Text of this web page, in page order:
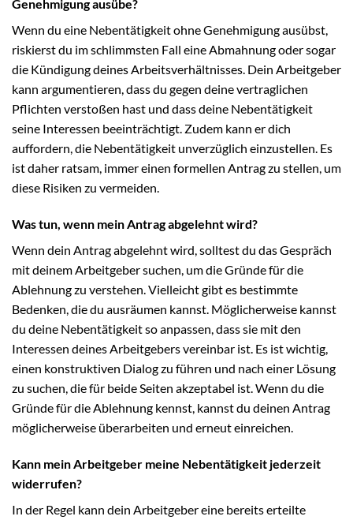
Genehmigung ausübe?
Wenn du eine Nebentätigkeit ohne Genehmigung ausübst,
riskierst du im schlimmsten Fall eine Abmahnung oder sogar
die Kündigung deines Arbeitsverhältnisses. Dein Arbeitgeber
kann argumentieren, dass du gegen deine vertraglichen
Pflichten verstoßen hast und dass deine Nebentätigkeit
seine Interessen beeinträchtigt. Zudem kann er dich
auffordern, die Nebentätigkeit unverzüglich einzustellen. Es
ist daher ratsam, immer einen formellen Antrag zu stellen, um
diese Risiken zu vermeiden.
Was tun, wenn mein Antrag abgelehnt wird?
Wenn dein Antrag abgelehnt wird, solltest du das Gespräch
mit deinem Arbeitgeber suchen, um die Gründe für die
Ablehnung zu verstehen. Vielleicht gibt es bestimmte
Bedenken, die du ausräumen kannst. Möglicherweise kannst
du deine Nebentätigkeit so anpassen, dass sie mit den
Interessen deines Arbeitgebers vereinbar ist. Es ist wichtig,
einen konstruktiven Dialog zu führen und nach einer Lösung
zu suchen, die für beide Seiten akzeptabel ist. Wenn du die
Gründe für die Ablehnung kennst, kannst du deinen Antrag
möglicherweise überarbeiten und erneut einreichen.
Kann mein Arbeitgeber meine Nebentätigkeit jederzeit
widerrufen?
In der Regel kann dein Arbeitgeber eine bereits erteilte